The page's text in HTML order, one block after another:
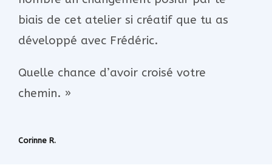
biais de cet atelier si créatif que tu as
développé avec Frédéric.
Quelle chance d’avoir croisé votre
chemin. »
Corinne R.